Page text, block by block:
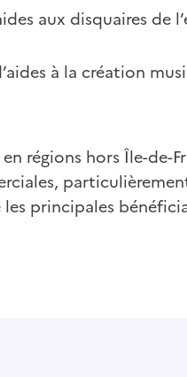
aux disquaires de
à la création
régions hors Île-de-
principales